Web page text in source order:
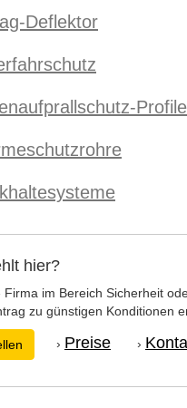
Deflektor
Profile
hier?
im Bereich Sicherheit
zu günstigen Konditionen
› Preise ›